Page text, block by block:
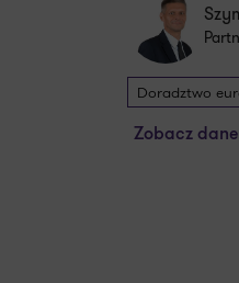
Doradztwo
Zobacz